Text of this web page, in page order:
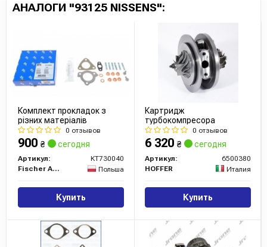
АНАЛОГИ "93125 NISSENS":
Комплект прокладок з
різних матеріалів
0 отзывов
900 ₴ сегодня
Артикул:
KT730040
Fischer Automotive One (FA1)
Польша
Купить
Картридж
турбокомпресора
0 отзывов
6 320 ₴ сегодня
Артикул:
6500380
HOFFER
Италия
Купить